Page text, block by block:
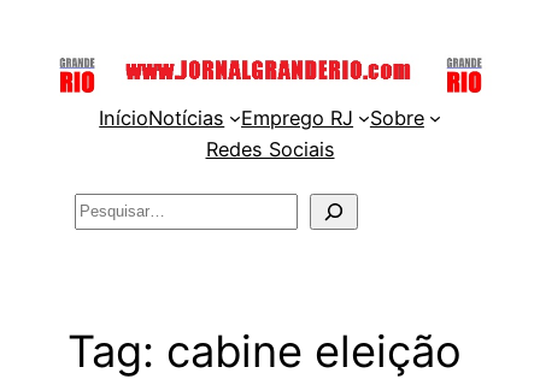
InícioNotícias Emprego RJ
Sobre
Redes Sociais
Pesquisar
Tag: cabine eleição